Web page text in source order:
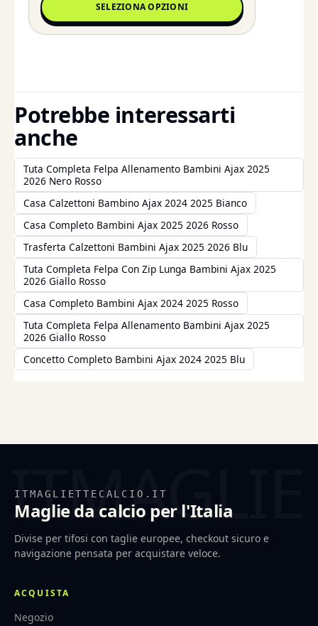
SELEZIONA OPZIONI
Potrebbe interessarti
anche
Tuta Completa Felpa Allenamento Bambini Ajax 2025
2026 Nero Rosso
Casa Calzettoni Bambino Ajax 2024 2025 Bianco
Casa Completo Bambini Ajax 2025 2026 Rosso
Trasferta Calzettoni Bambini Ajax 2025 2026 Blu
Tuta Completa Felpa Con Zip Lunga Bambini Ajax 2025
2026 Giallo Rosso
Casa Completo Bambini Ajax 2024 2025 Rosso
Tuta Completa Felpa Allenamento Bambini Ajax 2025
2026 Giallo Rosso
Concetto Completo Bambini Ajax 2024 2025 Blu
ITMAGLIETTECALCIO.IT
Maglie da calcio per l'Italia
Divise per tifosi con taglie europee, checkout sicuro e
navigazione pensata per acquistare veloce.
ACQUISTA
Negozio